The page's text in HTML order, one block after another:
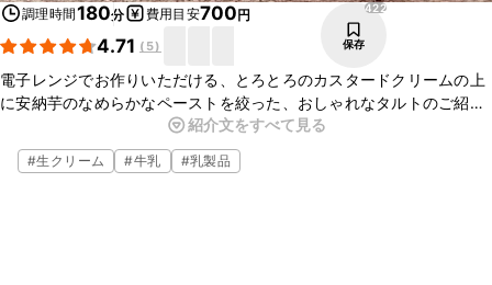
調理時間180分 費用目安700円
4.71 ( 5)
422
保存
電子レンジでお作りいただける、とろとろのカスタードクリームの上
に安納芋のなめらかなペーストを絞った、おしゃれなタルトのご紹介
です。安納芋の甘みとカスタードクリームの組み合わせがとてもおい
しい一品ですよ。ぜひこの機会に作ってみて下さいね。
紹介文をすべて見る
#生クリーム #牛乳 #乳製品